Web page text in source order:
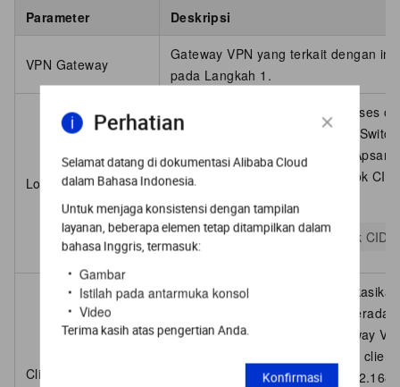
Perhatian
Selamat datang di dokumentasi Alibaba Cloud
dalam Bahasa Indonesia.
Untuk menjaga konsistensi dengan tampilan
layanan, beberapa elemen tetap ditampilkan dalam
bahasa Inggris, termasuk:
Gambar
Istilah pada antarmuka konsol
Video
Terima kasih atas pengertian Anda.
Konfirmasi
Parameter Deskripsi
VPN Gateway
Gateway VPN yang terkait dengan
pada Langkah 1.
Local Network
Blok CIDR lokal yang perlu diakses
dapat berupa blok CIDR VPC,
layanan Alibaba Cloud seperti
Dalam contoh ini, masukkan blok
Catatan Masker subnet blok
Client CIDR Block
Blok CIDR yang ingin Anda
blok CIDR tempat client lokal
melalui saluran SSL-VPN, gateway
menetapkan alamat tersebut ke
Dalam contoh ini, masukkan